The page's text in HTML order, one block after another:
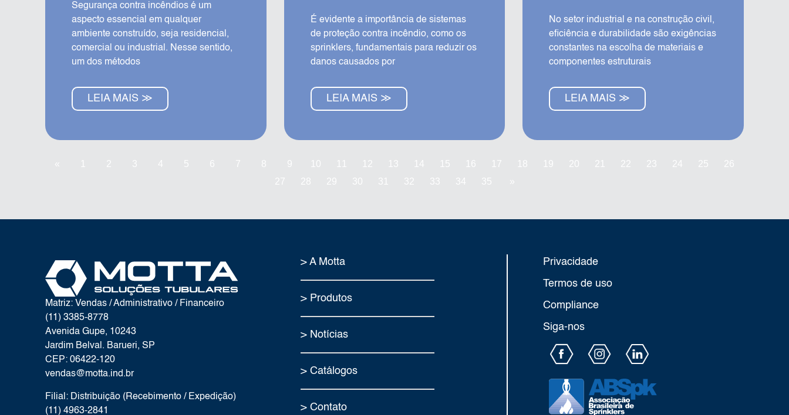
Segurança contra incêndios é um
aspecto essencial em qualquer
ambiente construído, seja residencial,
comercial ou industrial. Nesse sentido,
um dos métodos
LEIA MAIS ≫
É evidente a importância de sistemas
de proteção contra incêndio, como os
sprinklers, fundamentais para reduzir os
danos causados por
LEIA MAIS ≫
No setor industrial e na construção civil,
eficiência e durabilidade são exigências
constantes na escolha de materiais e
componentes estruturais
LEIA MAIS ≫
« 2 3 4 5 6 7 8 9 10 12 13 14 15 16 17 18 19 20 21 22 23 24 25
26
27
28 29 30 31 32 33 34 35 »
Matriz: Vendas / Administrativo / Financeiro
(11) 3385-8778
Avenida Gupe, 10243
Jardim Belval. Barueri, SP
CEP: 06422-120
vendas@motta.ind.br
Filial: Distribuição (Recebimento / Expedição)
(11) 4963-2841
> A Motta
> Produtos
> Notícias
> Catálogos
> Contato
Privacidade
Termos de uso
Compliance
Siga-nos​